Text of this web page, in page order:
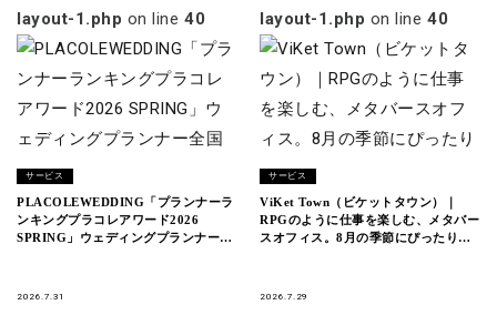
layout-1.php on line40
サービス
PLACOLEWEDDING「プランナーラ
ンキングプラコレアワード2026
SPRING」ウェディングプランナー全
2026.7.31
layout-1.php on line40
サービス
ViKet Town（ビケットタウン）｜
RPGのように仕事を楽しむ、メタバー
スオフィス。8月の季節にぴったりの
2026.7.29